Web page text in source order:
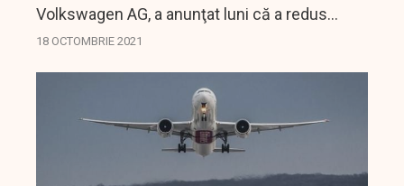
Volkswagen AG, a anunţat luni că a redus
semnificativ luni producţia, pentru o perioadă
18 OCTOMBRIE 2021